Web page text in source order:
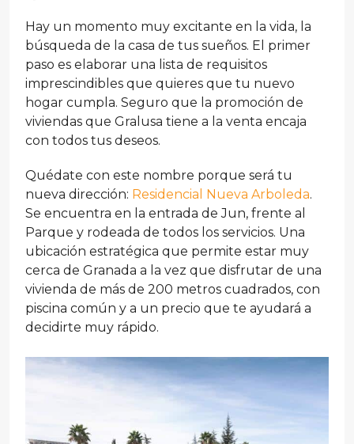
Hay un momento muy excitante en la vida, la
búsqueda de la casa de tus sueños. El primer
paso es elaborar una lista de requisitos
imprescindibles que quieres que tu nuevo
hogar cumpla. Seguro que la promoción de
viviendas que Gralusa tiene a la venta encaja
con todos tus deseos.
Quédate con este nombre porque será tu
nueva dirección: Residencial Nueva Arboleda.
Se encuentra en la entrada de Jun, frente al
Parque y rodeada de todos los servicios. Una
ubicación estratégica que permite estar muy
cerca de Granada a la vez que disfrutar de una
vivienda de más de 200 metros cuadrados, con
piscina común y a un precio que te ayudará a
decidirte muy rápido.